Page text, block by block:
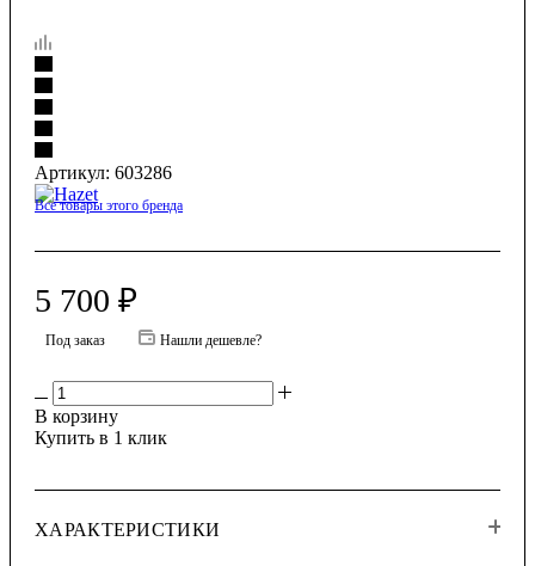
Артикул: 603286
Все товары этого бренда
5 700 ₽
Под заказ Нашли дешевле?
В корзину
Купить в 1 клик
ХАРАКТЕРИСТИКИ